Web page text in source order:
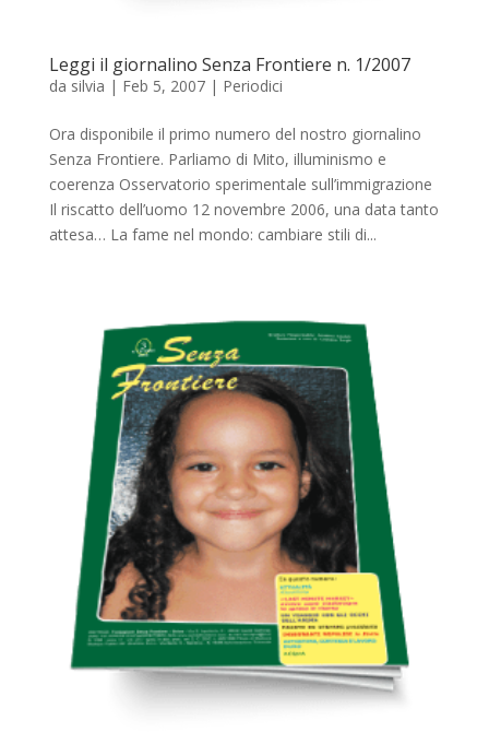
Leggi il giornalino Senza Frontiere n. 1/2007
da silvia | Feb 5, 2007| Periodici
Ora disponibile il primo numero del nostro giornalino
Senza Frontiere. Parliamo di Mito, illuminismo e
coerenza Osservatorio sperimentale sull’immigrazione
Il riscatto dell’uomo 12 novembre 2006, una data tanto
attesa… La fame nel mondo: cambiare stili di...